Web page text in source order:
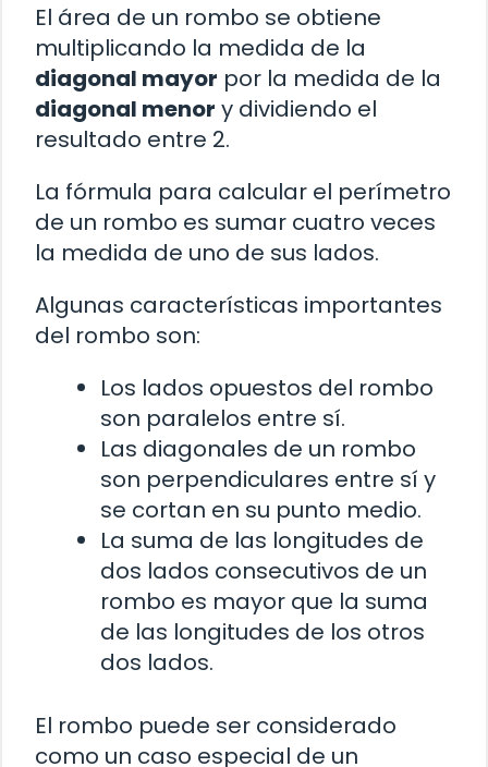
El área de un rombo se obtiene
multiplicando la medida de la
diagonal mayor por la medida de la
diagonal menor y dividiendo el
resultado entre 2.
La fórmula para calcular el perímetro
de un rombo es sumar cuatro veces
la medida de uno de sus lados.
Algunas características importantes
del rombo son:
Los lados opuestos del rombo
son paralelos entre sí.
Las diagonales de un rombo
son perpendiculares entre sí y
se cortan en su punto medio.
La suma de las longitudes de
dos lados consecutivos de un
rombo es mayor que la suma
de las longitudes de los otros
dos lados.
El rombo puede ser considerado
como un caso especial de un